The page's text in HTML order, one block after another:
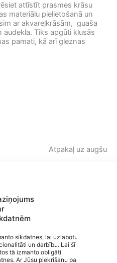
sīkdatnes, lai uzlabotu
un darbību. Lai šī
tā izmanto obligāti
Ar Jūsu piekrišanu papildus
attīstīt prasmes krāsu
materiālu pielietošanā un
ar akvareļkrāsām, guaša
audekla. Tiks apgūti klusās
pamati, kā arī gleznas
Atpakaļ uz augšu
Izvēlne
Ātrās saites
Sociālie tīkli